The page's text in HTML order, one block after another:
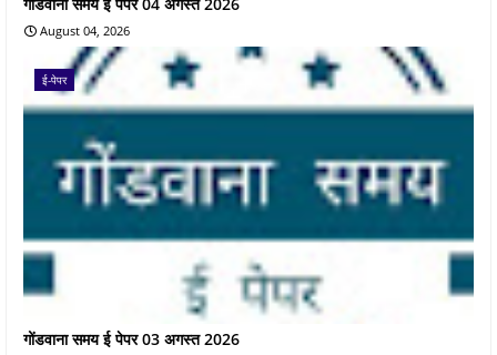
August 04, 2026
ई-पेपर
गोंडवाना समय ई पेपर 03 अगस्त 2026